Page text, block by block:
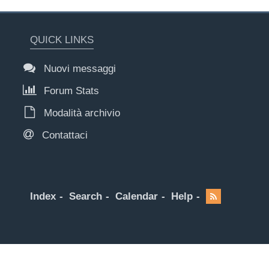
QUICK LINKS
Nuovi messaggi
Forum Stats
Modalità archivio
Contattaci
Index Search Calendar Help